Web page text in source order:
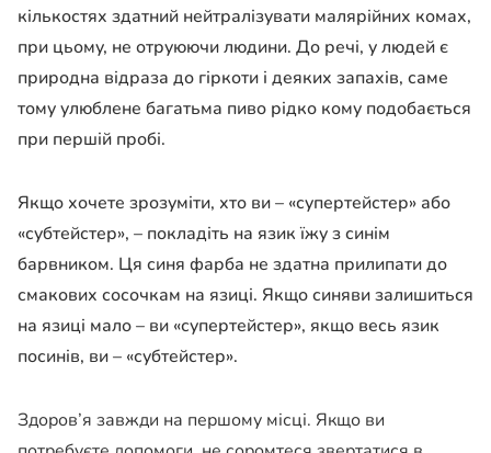
кількостях здатний нейтралізувати малярійних комах,
при цьому, не отруюючи людини. До речі, у людей є
природна відраза до гіркоти і деяких запахів, саме
тому улюблене багатьма пиво рідко кому подобається
при першій пробі.
Якщо хочете зрозуміти, хто ви – «супертейстер» або
«субтейстер», – покладіть на язик їжу з синім
барвником. Ця синя фарба не здатна прилипати до
смакових сосочкам на язиці. Якщо синяви залишиться
на язиці мало – ви «супертейстер», якщо весь язик
посинів, ви – «субтейстер».
Здоров’я завжди на першому місці. Якщо ви